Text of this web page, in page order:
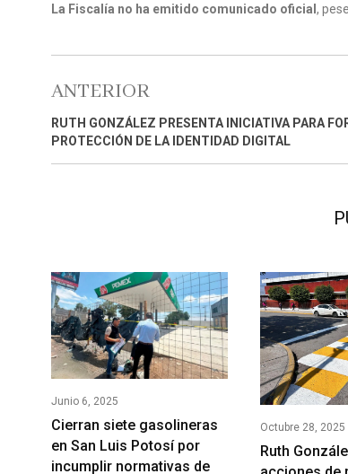
La Fiscalía no ha emitido comunicado oficial ,
ANTERIOR
RUTH GONZÁLEZ PRESENTA INICIATIVA PARA
PROTECCIÓN DE LA IDENTIDAD DIGITAL
Junio 6, 2025
Cierran siete gasolineras
en San Luis Potosí por
incumplir normativas de
Octubre 28, 2025
Ruth